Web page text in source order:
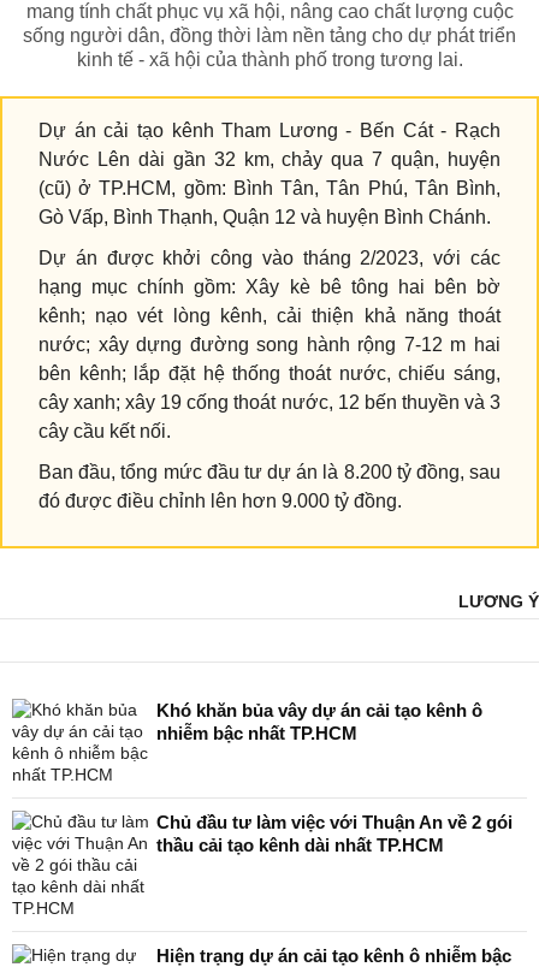
mang tính chất phục vụ xã hội, nâng cao chất lượng cuộc
sống người dân, đồng thời làm nền tảng cho dự phát triển
kinh tế - xã hội của thành phố trong tương lai.
Dự án cải tạo kênh Tham Lương - Bến Cát - Rạch
Nước Lên dài gần 32 km, chảy qua 7 quận, huyện
(cũ) ở TP.HCM, gồm: Bình Tân, Tân Phú, Tân Bình,
Gò Vấp, Bình Thạnh, Quận 12 và huyện Bình Chánh.
Dự án được khởi công vào tháng 2/2023, với các
hạng mục chính gồm: Xây kè bê tông hai bên bờ
kênh; nạo vét lòng kênh, cải thiện khả năng thoát
nước; xây dựng đường song hành rộng 7-12 m hai
bên kênh; lắp đặt hệ thống thoát nước, chiếu sáng,
cây xanh; xây 19 cống thoát nước, 12 bến thuyền và 3
cây cầu kết nối.
Ban đầu, tổng mức đầu tư dự án là 8.200 tỷ đồng, sau
đó được điều chỉnh lên hơn 9.000 tỷ đồng.
LƯƠNG Ý
Khó khăn bủa vây dự án cải tạo kênh ô
nhiễm bậc nhất TP.HCM
Chủ đầu tư làm việc với Thuận An về 2 gói
thầu cải tạo kênh dài nhất TP.HCM
Hiện trạng dự án cải tạo kênh ô nhiễm bậc